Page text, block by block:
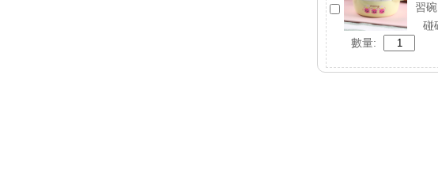
習碗
碰
數量: